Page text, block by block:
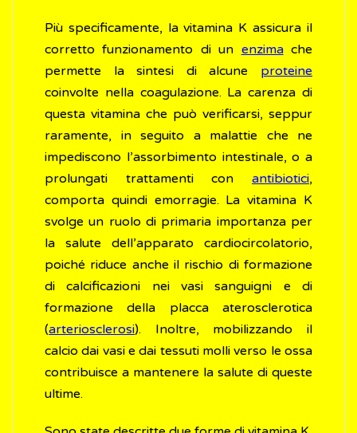
Più specificamente, la vitamina K assicura il
corretto funzionamento di un enzimache
permette la sintesi di alcune proteine
coinvolte nella coagulazione. La carenza di
questa vitamina che può verificarsi, seppur
raramente, in seguito a malattie che ne
impediscono l’assorbimento intestinale, o a
prolungati trattamenti con antibiotici,
comporta quindi emorragie. La vitamina K
svolge un ruolo di primaria importanza per
la salute dell’apparato cardiocircolatorio,
poiché riduce anche il rischio di formazione
di calcificazioni nei vasi sanguigni e di
formazione della placca aterosclerotica
(arteriosclerosi). Inoltre, mobilizzando il
calcio dai vasi e dai tessuti molli verso le ossa
contribuisce a mantenere la salute di queste
ultime.